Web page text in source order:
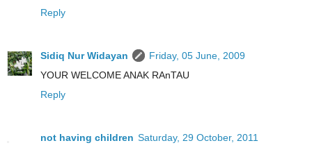
Reply
Sidiq Nur Widayan
Friday, 05 June, 2009
YOUR WELCOME ANAK RAnTAU
Reply
not having children Saturday, 29 October, 2011